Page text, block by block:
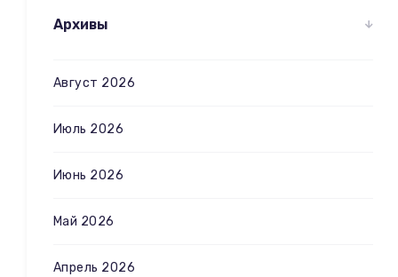
Архивы
Август 2026
Июль 2026
Июнь 2026
Май 2026
Апрель 2026